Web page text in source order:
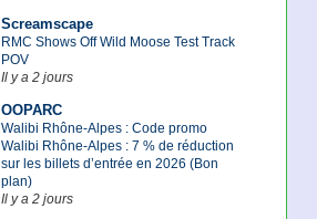
Screamscape
RMC Shows Off Wild Moose Test Track
POV
Il y a 2 jours
OOPARC
Walibi Rhône-Alpes : Code promo
Walibi Rhône-Alpes : 7 % de réduction
sur les billets d’entrée en 2026 (Bon
plan)
Il y a 2 jours